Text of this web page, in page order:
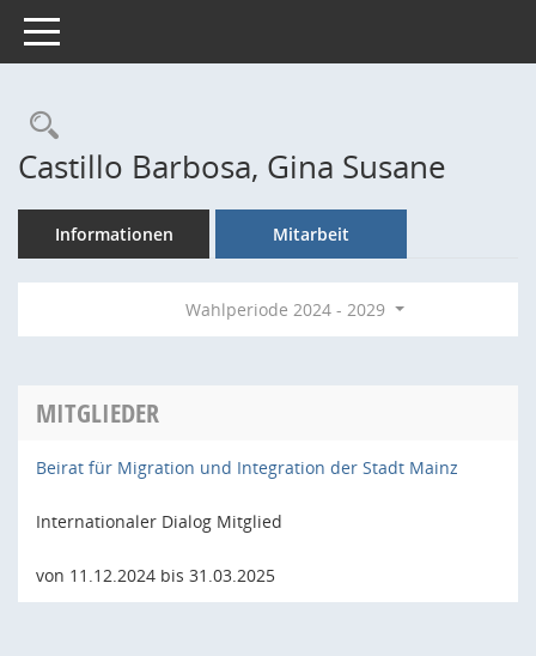
Toggle navigation
Rechercheauswahl
Castillo Barbosa, Gina Susane
Informationen Mitarbeit
Wahlperiode 2024 - 2029
MITGLIEDER
Beirat für Migration und Integration der Stadt Mainz
Internationaler Dialog Mitglied
von 11.12.2024 bis 31.03.2025